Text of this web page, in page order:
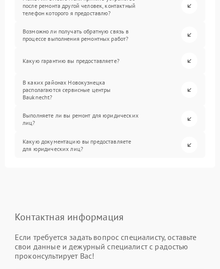
после ремонта другой человек, контактный
телефон которого я предоставлю?
Возможно ли получать обратную связь в
процессе выполнения ремонтных работ?
Какую гарантию вы предоставляете?
В каких районах Новокузнецка
располагаются сервисные центры
Bauknecht?
Выполняете ли вы ремонт для юридических
лиц?
Какую документацию вы предоставляете
для юридических лиц?
Контактная информация
Если требуется задать вопрос специалисту, оставьте
свои данные и дежурный специалист с радостью
проконсультирует Вас!